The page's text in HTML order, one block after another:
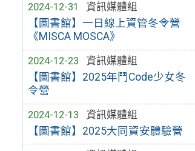
2024-12-31
資訊媒體組
【圖書館】一日線上資管冬令營
《MISCA MOSCA》
2024-12-23
資訊媒體組
【圖書館】2025年鬥Code少女冬
令營
2024-12-13
資訊媒體組
【圖書館】2025大同資安體驗營